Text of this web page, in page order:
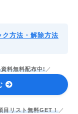
方法・解除方法
料無料配布中!／
目リスト無料GET！ ／